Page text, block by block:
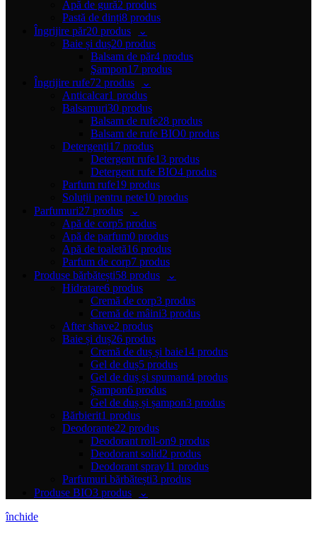
Apă de gură2 produs
Pastă de dinți8 produs
Îngrijire păr20 produs
Baie și duș20 produs
Balsam de păr4 produs
Şampon17 produs
Îngrijire rufe72 produs
Anticalcar1 produs
Balsamuri30 produs
Balsam de rufe28 produs
Balsam de rufe BIO0 produs
Detergenți17 produs
Detergent rufe13 produs
Detergent rufe BIO4 produs
Parfum rufe19 produs
Soluții pentru pete10 produs
Parfumuri27 produs
Apă de corp5 produs
Apă de parfum0 produs
Apă de toaletă16 produs
Parfum de corp7 produs
Produse bărbătești58 produs
Hidratare6 produs
Cremă de corp3 produs
Cremă de mâini3 produs
After shave2 produs
Baie și duș26 produs
Cremă de duș și baie14 produs
Gel de duș5 produs
Gel de duș și spumant4 produs
Șampon6 produs
Gel de duș și șampon3 produs
Bărbierit1 produs
Deodorante22 produs
Deodorant roll-on9 produs
Deodorant solid2 produs
Deodorant spray11 produs
Parfumuri bărbătești3 produs
Produse BIO3 produs
închide